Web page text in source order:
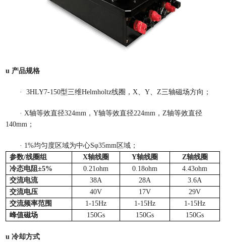
u 产品规格
· 3HLY7-150型三维Helmholtz线圈，X、Y、Z三轴磁场方向；
· X轴等效直径324mm ，Y轴等效直径224mm ，Z轴等效直径
140mm ；
· 1%均匀度区域为中心Sφ35mm区域；
参数/线圈组 X轴线圈 Y轴线圈
Z轴线圈
冷态电阻±5% 0.21ohm 0.18ohm 4.43ohm
交流电流
38A 28A 3.6A
交流电压
40V 17V
29V
交流频率范围
1-15Hz 1-15Hz
1-15Hz
峰值磁场
150Gs 150Gs 150Gs
u 冷却方式